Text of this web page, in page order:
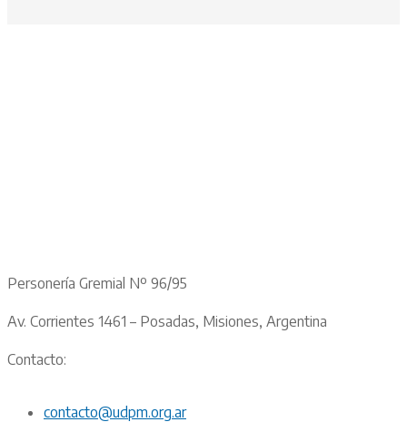
Personería Gremial Nº 96/95
Av. Corrientes 1461 – Posadas, Misiones, Argentina
Contacto:
contacto@udpm.org.ar